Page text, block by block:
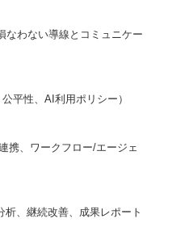
なわない導線とコミュニケー
平性、AI利用ポリシー）
携、ワークフロー/エージェ
析、継続改善、成果レポート